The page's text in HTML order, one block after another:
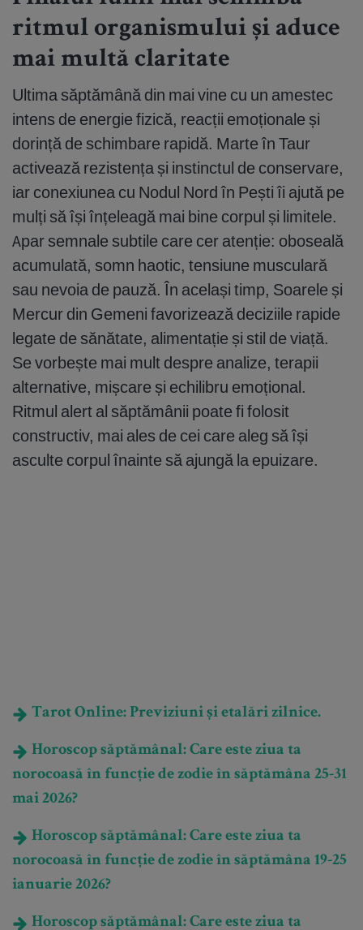
ritmul organismului și aduce
mai multă claritate
Ultima săptămână din mai vine cu un amestec
intens de energie fizică, reacții emoționale și
dorință de schimbare rapidă. Marte în Taur
activează rezistența și instinctul de conservare,
iar conexiunea cu Nodul Nord în Pești îi ajută pe
mulți să își înțeleagă mai bine corpul și limitele.
Apar semnale subtile care cer atenție: oboseală
acumulată, somn haotic, tensiune musculară
sau nevoia de pauză. În același timp, Soarele și
Mercur din Gemeni favorizează deciziile rapide
legate de sănătate, alimentație și stil de viață.
Se vorbește mai mult despre analize, terapii
alternative, mișcare și echilibru emoțional.
Ritmul alert al săptămânii poate fi folosit
constructiv, mai ales de cei care aleg să își
asculte corpul înainte să ajungă la epuizare.
Tarot Online: Previziuni și etalări zilnice.
Horoscop săptămânal: Care este ziua ta
norocoasă în funcție de zodie în săptămâna 25-31
mai 2026?
Horoscop săptămânal: Care este ziua ta
norocoasă în funcție de zodie în săptămâna 19-25
ianuarie 2026?
Horoscop săptămânal: Care este ziua ta